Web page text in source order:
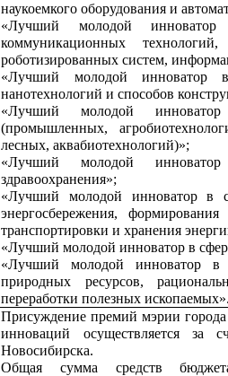
наукоемкого оборудования и
«Лучший молодой
коммуникационных технологий,
роботизированных систем,
«Лучший молодой инноватор
нанотехнологий и способов
«Лучший молодой
(промышленных,
лесных, аквабиотехнологий)»;
«Лучший молодой
здравоохранения»;
«Лучший молодой инноватор в
энергосбережения,
транспортировки и хранения
«Лучший молодой инноватор в
«Лучший молодой инноватор в
природных ресурсов,
переработки полезных ископаемых».
Присуждение премий мэрии
инноваций осуществляется за
Новосибирска.
Общая сумма средств